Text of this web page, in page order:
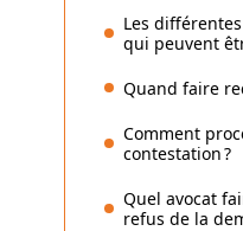
Les
qui peuvent
Quand faire
Comment
contestation ?
Quel avocat
refus de la